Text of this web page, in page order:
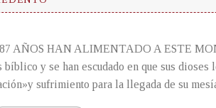
AÑOS HAN ALIMENTADO A ESTE
y se han escudado en que sus dioses
sufrimiento para la llegada de su